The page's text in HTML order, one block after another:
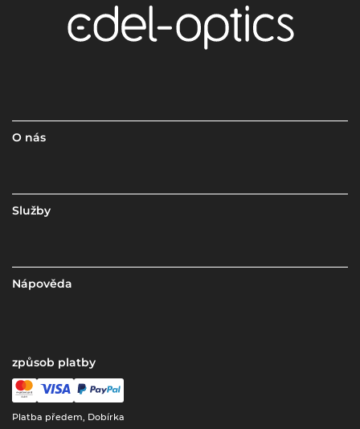
O nás
Služby
Nápověda
způsob platby
Platba předem, Dobírka